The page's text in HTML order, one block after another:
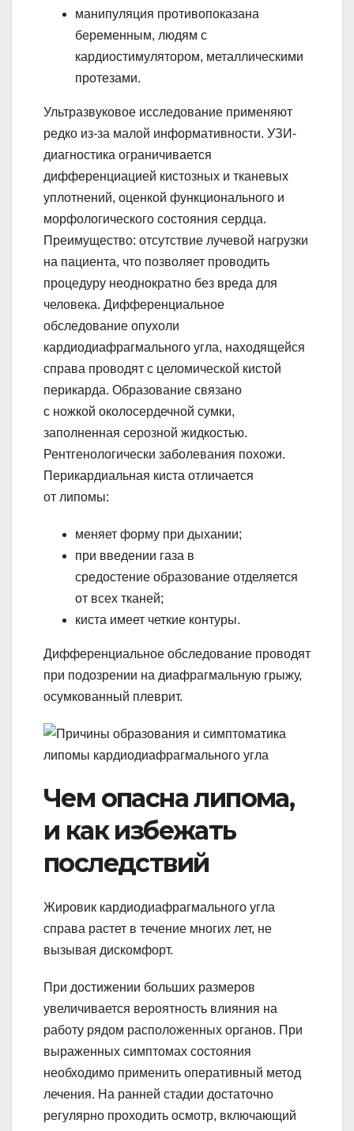
манипуляция противопоказана
беременным, людям с
кардиостимулятором, металлическими
протезами.
Ультразвуковое исследование применяют
редко из-за малой информативности. УЗИ-
диагностика ограничивается
дифференциацией кистозных и тканевых
уплотнений, оценкой функционального и
морфологического состояния сердца.
Преимущество: отсутствие лучевой нагрузки
на пациента, что позволяет проводить
процедуру неоднократно без вреда для
человека. Дифференциальное
обследование опухоли
кардиодиафрагмального угла, находящейся
справа проводят с целомической кистой
перикарда. Образование связано
с ножкой околосердечной сумки,
заполненная серозной жидкостью.
Рентгенологически заболевания похожи.
Перикардиальная киста отличается
от липомы:
меняет форму при дыхании;
при введении газа в
средостение образование отделяется
от всех тканей;
киста имеет четкие контуры.
Дифференциальное обследование проводят
при подозрении на диафрагмальную грыжу,
осумкованный плеврит.
Чем опасна липома,
и как избежать
последствий
Жировик кардиодиафрагмального угла
справа растет в течение многих лет, не
вызывая дискомфорт.
При достижении больших размеров
увеличивается вероятность влияния на
работу рядом расположенных органов. При
выраженных симптомах состояния
необходимо применить оперативный метод
лечения. На ранней стадии достаточно
регулярно проходить осмотр, включающий